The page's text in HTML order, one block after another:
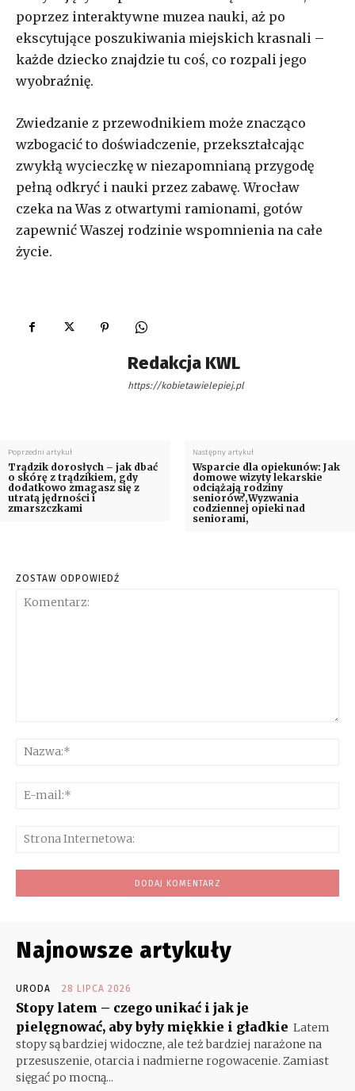
poprzez interaktywne muzea nauki, aż po
ekscytujące poszukiwania miejskich krasnali –
każde dziecko znajdzie tu coś, co rozpali jego
wyobraźnię.
Zwiedzanie z przewodnikiem może znacząco
wzbogacić to doświadczenie, przekształcając
zwykłą wycieczkę w niezapomnianą przygodę
pełną odkryć i nauki przez zabawę. Wrocław
czeka na Was z otwartymi ramionami, gotów
zapewnić Waszej rodzinie wspomnienia na całe
życie.
Redakcja KWL
https://kobietawielepiej.pl
Poprzedni artykuł
Trądzik dorosłych – jak dbać
o skórę z trądzikiem, gdy
dodatkowo zmagasz się z
utratą jędrności i
zmarszczkami
Następny artykuł
Wsparcie dla opiekunów: Jak
domowe wizyty lekarskie
odciążają rodziny
seniorów?,Wyzwania
codziennej opieki nad
seniorami,
ZOSTAW ODPOWIEDŹ
Najnowsze artykuły
URODA 28 LIPCA 2026
Stopy latem – czego unikać i jak je
pielęgnować, aby były miękkie i gładkie Latem
stopy są bardziej widoczne, ale też bardziej narażone na
przesuszenie, otarcia i nadmierne rogowacenie. Zamiast
sięgać po mocną...